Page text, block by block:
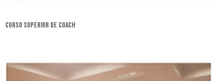
curso superior de coach